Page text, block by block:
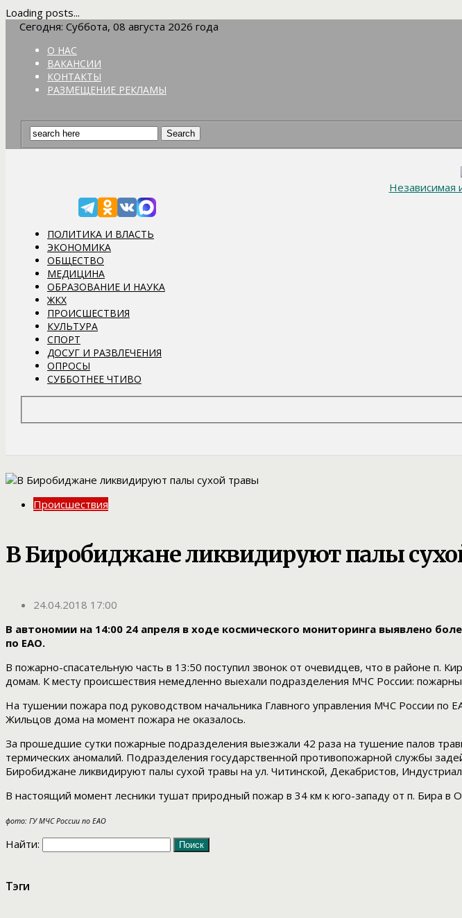
Loading posts...
Сегодня: Суббота, 08 августа 2026 года
О НАС
ВАКАНСИИ
КОНТАКТЫ
РАЗМЕЩЕНИЕ РЕКЛАМЫ
Независимая
ПОЛИТИКА И ВЛАСТЬ
ЭКОНОМИКА
ОБЩЕСТВО
МЕДИЦИНА
ОБРАЗОВАНИЕ И НАУКА
ЖКХ
ПРОИСШЕСТВИЯ
КУЛЬТУРА
СПОРТ
ДОСУГ И РАЗВЛЕЧЕНИЯ
ОПРОСЫ
СУББОТНЕЕ ЧТИВО
Происшествия
В Биробиджане ликвидируют палы
24.04.2018 17:00
В автономии на 14:00 24 апреля в ходе космического мониторинга выявлено
по ЕАО.
В пожарно-спасательную часть в 13:50 поступил звонок от очевидцев, что в районе п.
домам. К месту происшествия немедленно выехали подразделения МЧС России:
На тушении пожара под руководством начальника Главного управления МЧС России
Жильцов дома на момент пожара не оказалось.
За прошедшие сутки пожарные подразделения выезжали 42 раза на тушение палов
термических аномалий. Подразделения государственной противопожарной службы
Биробиджане ликвидируют палы сухой травы на ул. Читинской, Декабристов,
В настоящий момент лесники тушат природный пожар в 34 км к юго-западу от п. Бира в
фото: ГУ МЧС России по ЕАО
Найти:
Тэги